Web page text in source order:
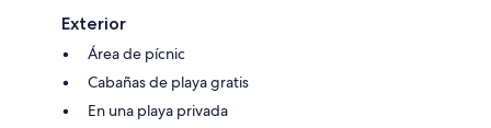
Exterior
Área de pícnic
Cabañas de playa gratis
En una playa privada